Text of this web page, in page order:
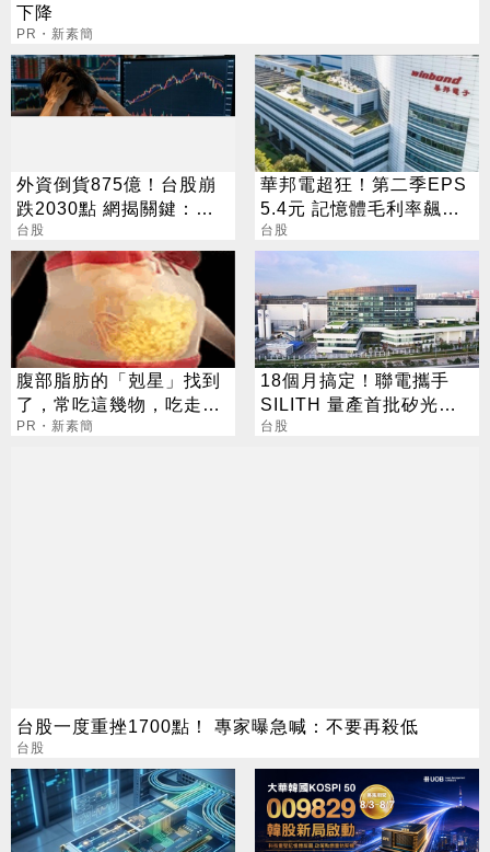
下降
PR・新素簡
外資倒貨875億！台股崩
跌2030點 網揭關鍵：沒
人接
台股
華邦電超狂！第二季EPS
5.4元 記憶體毛利率飆至
70.3%
台股
腹部脂肪的「剋星」找到
了，常吃這幾物，吃走大
肚囊，瘦出小蠻腰
PR・新素簡
18個月搞定！聯電攜手
SILITH 量產首批矽光子
晶圓
台股
台股一度重挫1700點！ 專家曝急喊：不要再殺低
台股